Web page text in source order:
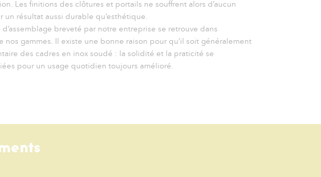
Les finitions des clôtures et portails ne souffrent alors d’aucun
un résultat aussi durable qu’esthétique.
breveté par notre entreprise se retrouve dans
nos gammes. Il existe une bonne raison pour qu’il soit généralement
des cadres en inox soudé : la solidité et la praticité se
pour un usage quotidien toujours amélioré.